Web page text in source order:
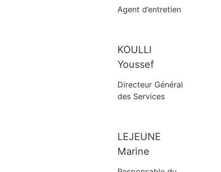
Agent d’entretien
KOULLI
Youssef
Directeur Général
des Services
LEJEUNE
Marine